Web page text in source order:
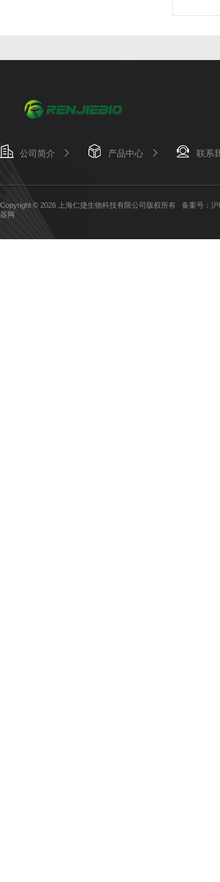
公司简介 产品中心 联系
Copyright © 2026 上海仁捷生物科技有限公司版权所有 备案号：
器网